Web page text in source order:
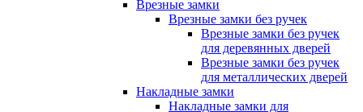
Врезные замки
Врезные замки без ручек
Врезные замки без ручек
для деревянных дверей
Врезные замки без ручек
для металлических дверей
Накладные замки
Накладные замки для